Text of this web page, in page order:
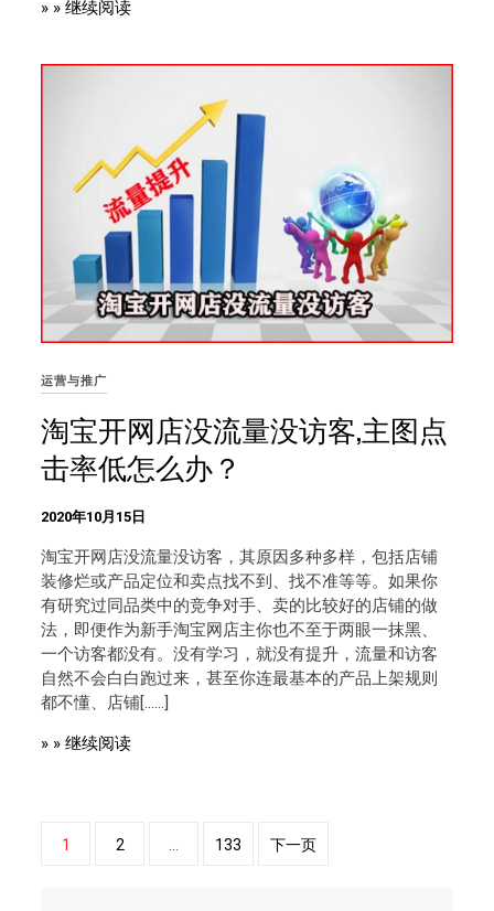
» » 继续阅读
运营与推广
淘宝开网店没流量没访客,主图点
击率低怎么办？
2020年10月15日
淘宝开网店没流量没访客，其原因多种多样，包括店铺
装修烂或产品定位和卖点找不到、找不准等等。如果你
有研究过同品类中的竞争对手、卖的比较好的店铺的做
法，即便作为新手淘宝网店主你也不至于两眼一抹黑、
一个访客都没有。没有学习，就没有提升，流量和访客
自然不会白白跑过来，甚至你连最基本的产品上架规则
都不懂、店铺[……]
» » 继续阅读
文1 2 133 下一页